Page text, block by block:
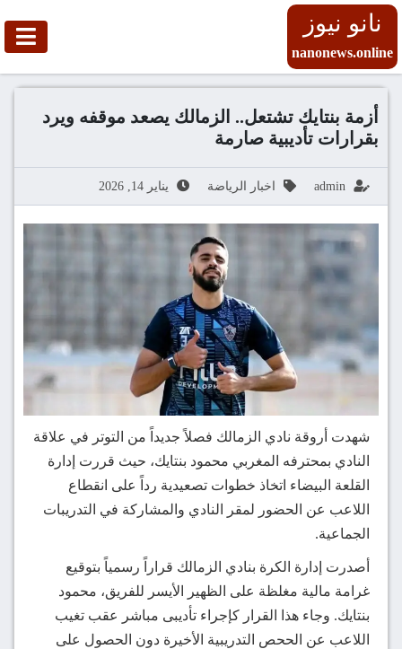
نانو نيوز
nanonews.online
أزمة بنتايك تشتعل.. الزمالك يصعد موقفه ويرد
بقرارات تأديبية صارمة
admin اخبار الرياضة يناير 14, 2026
شهدت أروقة نادي الزمالك فصلاً جديداً من التوتر في علاقة
النادي بمحترفه المغربي محمود بنتايك، حيث قررت إدارة
القلعة البيضاء اتخاذ خطوات تصعيدية رداً على انقطاع
اللاعب عن الحضور لمقر النادي والمشاركة في التدريبات
الجماعية.
أصدرت إدارة الكرة بنادي الزمالك قراراً رسمياً بتوقيع
غرامة مالية مغلظة على الظهير الأيسر للفريق، محمود
بنتايك. وجاء هذا القرار كإجراء تأديبى مباشر عقب تغيب
اللاعب عن الححص التدريبية الأخيرة دون الحصول على